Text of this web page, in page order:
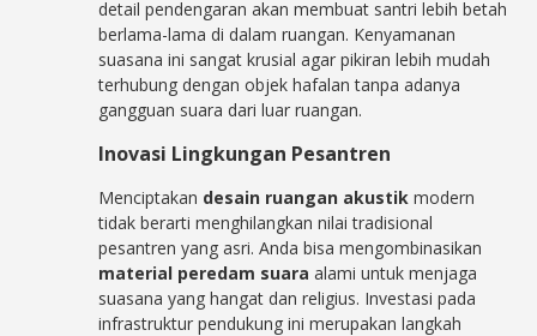
detail pendengaran akan membuat santri lebih betah
berlama-lama di dalam ruangan. Kenyamanan
suasana ini sangat krusial agar pikiran lebih mudah
terhubung dengan objek hafalan tanpa adanya
gangguan suara dari luar ruangan.
Inovasi Lingkungan Pesantren
Menciptakan desain ruangan akustik modern
tidak berarti menghilangkan nilai tradisional
pesantren yang asri. Anda bisa mengombinasikan
material peredam suara alami untuk menjaga
suasana yang hangat dan religius. Investasi pada
infrastruktur pendukung ini merupakan langkah